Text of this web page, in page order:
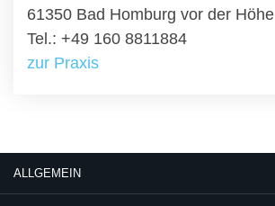
61350 Bad Homburg vor der Höhe
Tel.: +49 160 8811884
zur Praxis
ALLGEMEIN